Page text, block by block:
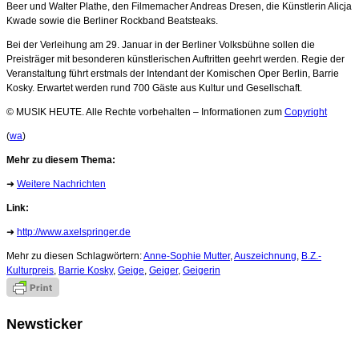
Beer und Walter Plathe, den Filmemacher Andreas Dresen, die Künstlerin Alicja
Kwade sowie die Berliner Rockband Beatsteaks.
Bei der Verleihung am 29. Januar in der Berliner Volksbühne sollen die
Preisträger mit besonderen künstlerischen Auftritten geehrt werden. Regie der
Veranstaltung führt erstmals der Intendant der Komischen Oper Berlin, Barrie
Kosky. Erwartet werden rund 700 Gäste aus Kultur und Gesellschaft.
© MUSIK HEUTE. Alle Rechte vorbehalten – Informationen zum Copyright
(wa)
Mehr zu diesem Thema:
➜ Weitere Nachrichten
Link:
➜ http://www.axelspringer.de
Mehr zu diesen Schlagwörtern:Anne-Sophie Mutter,Auszeichnung, B.Z.-
Kulturpreis, Barrie Kosky, Geige, Geiger, Geigerin
Newsticker